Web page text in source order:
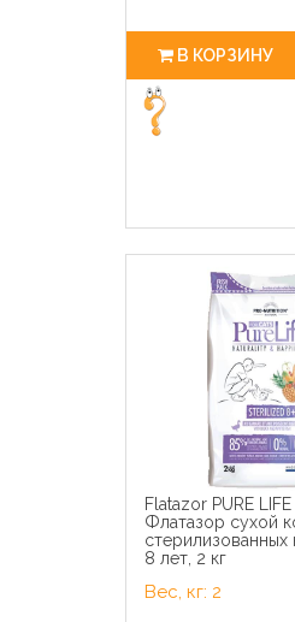
В КОРЗИНУ
Flatazor PURE
Флатазор сухой
8 лет, 2 кг
Вес, кг: 2